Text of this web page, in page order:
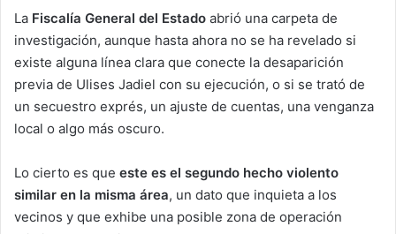
La Fiscalía General del Estado abrió una carpeta de
investigación, aunque hasta ahora no se ha revelado si
existe alguna línea clara que conecte la desaparición
previa de Ulises Jadiel con su ejecución, o si se trató de
un secuestro exprés, un ajuste de cuentas, una venganza
local o algo más oscuro.
Lo cierto es que este es el segundo hecho violento
similar en la misma área, un dato que inquieta a los
vecinos y que exhibe una posible zona de operación